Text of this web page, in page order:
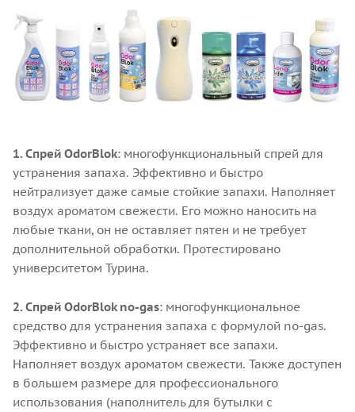
1. Спрей OdorBlok: многофункциональный спрей для
устранения запаха. Эффективно и быстро
нейтрализует даже самые стойкие запахи. Наполняет
воздух ароматом свежести. Его можно наносить на
любые ткани, он не оставляет пятен и не требует
дополнительной обработки. Протестировано
университетом Турина.
2. Спрей OdorBlok no-gas: многофункциональное
средство для устранения запаха с формулой no-gas.
Эффективно и быстро устраняет все запахи.
Наполняет воздух ароматом свежести. Также доступен
в большем размере для профессионального
использования (наполнитель для бутылки с